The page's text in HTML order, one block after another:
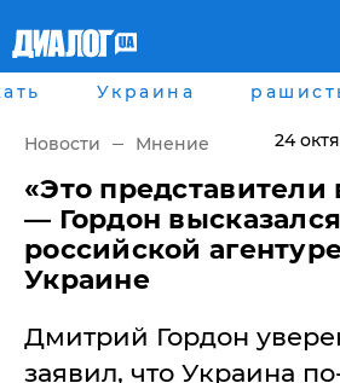
Главная
рассея
Мир
Беларусь
Военное обозрение
Наука и Техника
Экономика
Блоги
Днепр
Львов
Украина
Новости Мнение 24
«Это представители
— Гордон
российской
Украине
Дмитрий Гордон
заявил, что Украина